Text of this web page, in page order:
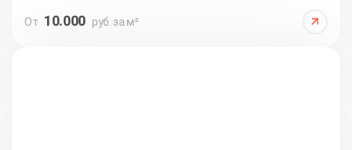
От 10.000 руб. за м²